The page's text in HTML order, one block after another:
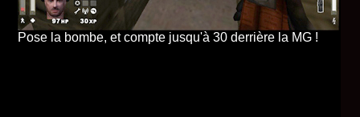
Pose la bombe, et compte jusqu'à 30 derrière la MG !